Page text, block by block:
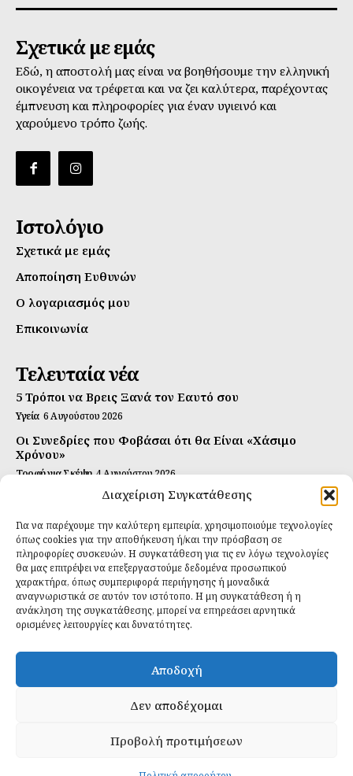
Διαχείριση Συγκατάθεσης
Για να παρέχουμε την καλύτερη εμπειρία, χρησιμοποιούμε τεχνολογίες
όπως cookies για την αποθήκευση ή/και την πρόσβαση σε
πληροφορίες συσκευών. Η συγκατάθεση για τις εν λόγω τεχνολογίες
θα μας επιτρέψει να επεξεργαστούμε δεδομένα προσωπικού
χαρακτήρα, όπως συμπεριφορά περιήγησης ή μοναδικά
αναγνωριστικά σε αυτόν τον ιστότοπο. Η μη συγκατάθεση ή η
ανάκληση της συγκατάθεσης, μπορεί να επηρεάσει αρνητικά
ορισμένες λειτουργίες και δυνατότητες.
Αποδοχή
Δεν αποδέχομαι
Προβολή προτιμήσεων
Σχετικά με εμάς
Εδώ, η αποστολή μας είναι να βοηθήσουμε την ελληνική
οικογένεια να τρέφεται και να ζει καλύτερα, παρέχοντας
έμπνευση και πληροφορίες για έναν υγιεινό και
χαρούμενο τρόπο ζωής.
Ιστολόγιο
Σχετικά με εμάς
Αποποίηση Ευθυνών
Ο λογαριασμός μου
Επικοινωνία
Τελευταία νέα
5 Τρόποι να Βρεις Ξανά τον Εαυτό σου
Υγεία 6 Αυγούστου 2026
Οι Συνεδρίες που Φοβάσαι ότι θα Είναι «Χάσιμο
Χρόνου»
Τροφή για Σκέψη 4 Αυγούστου 2026
Αυτή Είναι η Συνταγή για Τέλεια Κομπούτσα
Ιδανικές Τροφές 26 Ιουλίου 2026
Εγγραφείτε
ΕΓΓΡΑΦΉ
Έχω διαβάσει και δέχομαι τηνπολιτική απορρήτου